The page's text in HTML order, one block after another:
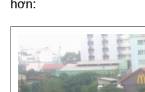
chức trận chung kết để
thầy trò Park Hang-Seo.
Còn các CĐV trong
trận đấu.